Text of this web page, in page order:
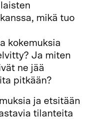
mikä tuo
kokemuksia
Ja miten
ne jää
pitkään?
ja etsitään
tilanteita